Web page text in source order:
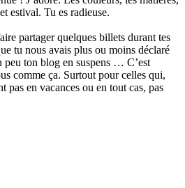
estival. Tu es radieuse.
partager quelques billets durant tes
tu nous avais plus ou moins déclaré
peu ton blog en suspens … C’est
comme ça. Surtout pour celles qui,
pas en vacances ou en tout cas, pas